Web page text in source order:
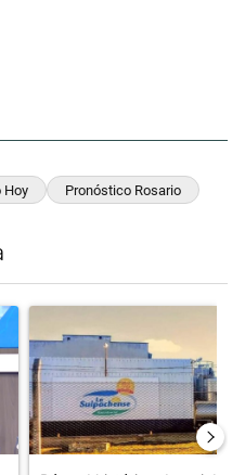
Hoy Pronóstico Rosario
título "El Banco Central no